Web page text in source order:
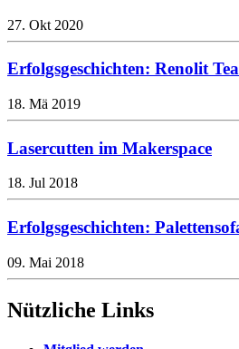
27. Okt 2020
Erfolgsgeschichten: Renolit
18. Mä 2019
Lasercutten im Makerspace
18. Jul 2018
Erfolgsgeschichten:
09. Mai 2018
Nützliche Links